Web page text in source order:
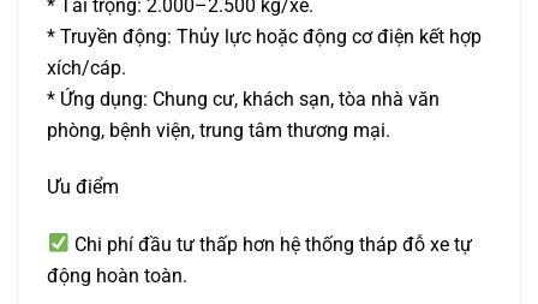
* Tải trọng: 2.000–2.500 kg/xe.
* Truyền động: Thủy lực hoặc động cơ điện kết hợp
xích/cáp.
* Ứng dụng: Chung cư, khách sạn, tòa nhà văn
phòng, bệnh viện, trung tâm thương mại.
Ưu điểm
Chi phí đầu tư thấp hơn hệ thống tháp đỗ xe tự
động hoàn toàn.